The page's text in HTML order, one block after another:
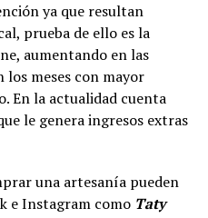
ya que resultan
prueba de ello es la
aumentando en las
los meses con mayor
En la actualidad cuenta
le genera ingresos extras
una artesanía pueden
e Instagram como Taty